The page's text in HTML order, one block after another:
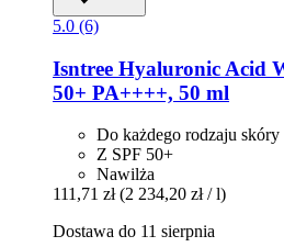
5.0 (6)
Isntree Hyaluronic Acid
50+ PA++++, 50 ml
Do każdego rodzaju skóry
Z SPF 50+
Nawilża
111,71 zł (2 234,20 zł / l)
Dostawa do 11 sierpnia